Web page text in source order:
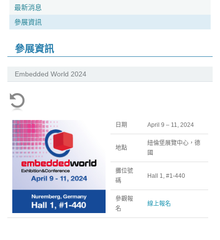
最新消息
參展資訊
參展資訊
Embedded World 2024
日期 April 9 – 11, 2024
地點
紐倫堡展覽中心，德
國
攤位號
碼
Hall 1, #1-440
參觀報
名
線上報名